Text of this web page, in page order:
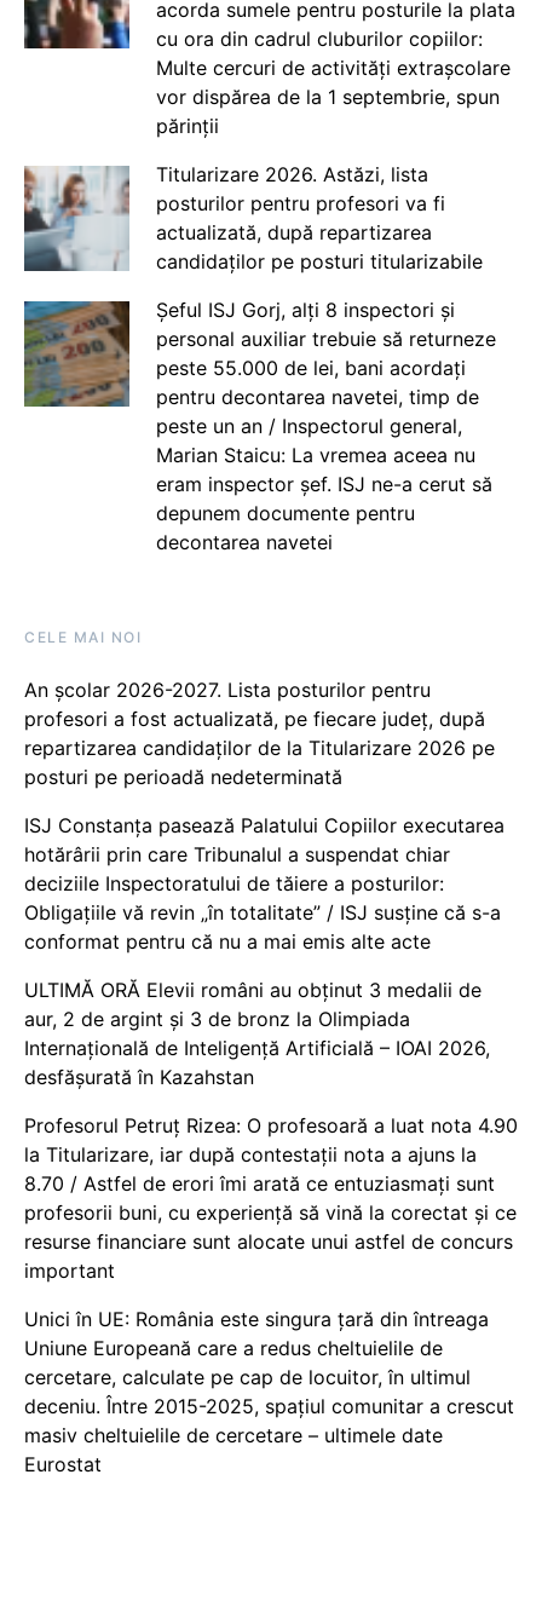
acorda sumele pentru posturile la plata
cu ora din cadrul cluburilor copiilor:
Multe cercuri de activități extrașcolare
vor dispărea de la 1 septembrie, spun
părinții
Titularizare 2026. Astăzi, lista
posturilor pentru profesori va fi
actualizată, după repartizarea
candidaților pe posturi titularizabile
Șeful ISJ Gorj, alți 8 inspectori și
personal auxiliar trebuie să returneze
peste 55.000 de lei, bani acordați
pentru decontarea navetei, timp de
peste un an / Inspectorul general,
Marian Staicu: La vremea aceea nu
eram inspector șef. ISJ ne-a cerut să
depunem documente pentru
decontarea navetei
CELE MAI NOI
An școlar 2026-2027. Lista posturilor pentru
profesori a fost actualizată, pe fiecare județ, după
repartizarea candidaților de la Titularizare 2026 pe
posturi pe perioadă nedeterminată
ISJ Constanța pasează Palatului Copiilor executarea
hotărârii prin care Tribunalul a suspendat chiar
deciziile Inspectoratului de tăiere a posturilor:
Obligațiile vă revin „în totalitate” / ISJ susține că s-a
conformat pentru că nu a mai emis alte acte
ULTIMĂ ORĂ Elevii români au obținut 3 medalii de
aur, 2 de argint și 3 de bronz la Olimpiada
Internațională de Inteligență Artificială – IOAI 2026,
desfășurată în Kazahstan
Profesorul Petruț Rizea: O profesoară a luat nota 4.90
la Titularizare, iar după contestații nota a ajuns la
8.70 / Astfel de erori îmi arată ce entuziasmați sunt
profesorii buni, cu experiență să vină la corectat și ce
resurse financiare sunt alocate unui astfel de concurs
important
Unici în UE: România este singura țară din întreaga
Uniune Europeană care a redus cheltuielile de
cercetare, calculate pe cap de locuitor, în ultimul
deceniu. Între 2015-2025, spațiul comunitar a crescut
masiv cheltuielile de cercetare – ultimele date
Eurostat